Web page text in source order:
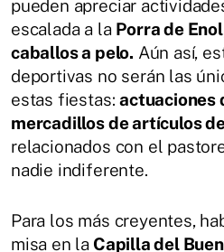
pueden apreciar
escalada a la Porra de
caballos a pelo. Aún así,
deportivas no serán las
estas fiestas:actuaciones
mercadillos de artículos
relacionados con el
nadie indiferente.
Para los más creyentes,
misa en la Capilla del